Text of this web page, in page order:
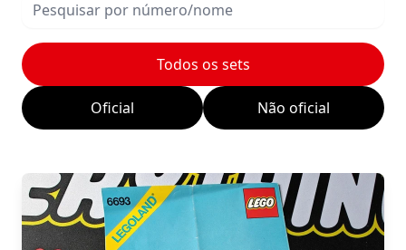
Todos os sets
Oficial Não oficial